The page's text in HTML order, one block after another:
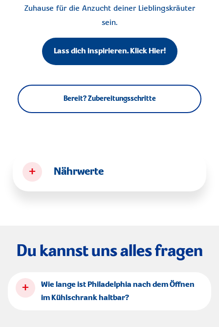
Zuhause für die Anzucht deiner Lieblingskräuter
sein.
Lass dich inspirieren. Klick Hier!
Bereit? Zubereitungsschritte
+ Nährwerte
Du kannst uns alles fragen
+
Wie lange ist Philadelphia nach dem Öffnen
im Kühlschrank haltbar?